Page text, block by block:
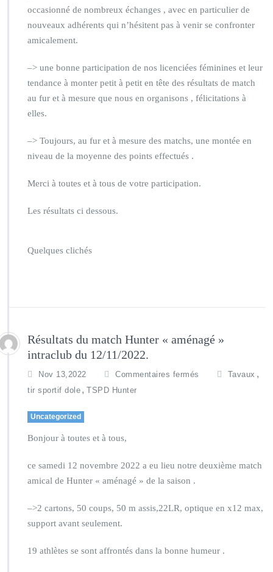
occasionné de nombreux échanges , avec en particulier de
nouveaux adhérents qui n’hésitent pas à venir se confronter
amicalement.
–> une bonne participation de nos licenciées féminines et leur
tendance à monter petit à petit en tête des résultats de match
au fur et à mesure que nous en organisons , félicitations à
elles.
–> Toujours, au fur et à mesure des matchs, une montée en
niveau de la moyenne des points effectués .
Merci à toutes et à tous de votre participation.
Les résultats ci dessous.
Quelques clichés
Résultats du match Hunter « aménagé »
intraclub du 12/11/2022.
Nov 13,2022 Commentaires fermés Tavaux ,
tir sportif dole , TSPD Hunter
Uncategorized
Bonjour à toutes et à tous,
ce samedi 12 novembre 2022 a eu lieu notre deuxième match
amical de Hunter « aménagé » de la saison .
–>2 cartons, 50 coups, 50 m assis,22LR, optique en x12 max,
support avant seulement.
19 athlètes se sont affrontés dans la bonne humeur .